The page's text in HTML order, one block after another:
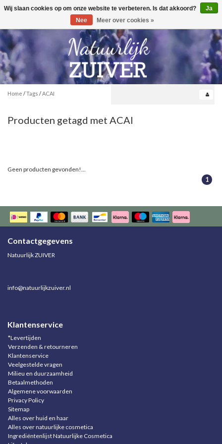
Toggle
0
Home /Tags /ACAI
Producten getagd met ACAI
Geen producten gevonden!...
1
Contactgegevens
Natuurlijk ZUIVER
info@natuurlijkzuiver.nl
Klantenservice
*Levertijden
Verzenden & retourneren
Klantenservice
Veelgestelde vragen
Milieu en duurzaamheid
Betaalmethoden
Algemene voorwaarden
Privacy Policy
Sitemap
Alles over huid en haar
Alles over natuurlijke cosmetica
Ingrediëntenlijst Natuurlijke Cosmetica
Wij slaan cookies op om onze website te verbeteren. Is dat akkoord?
Ja
Nee
Meer over cookies »